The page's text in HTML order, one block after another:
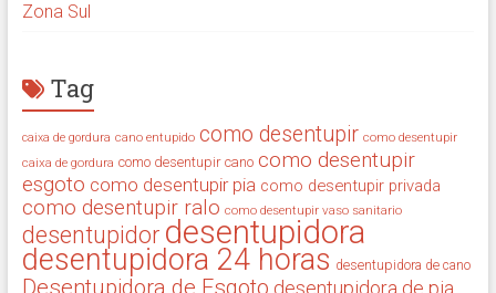
Zona Sul
Tag
caixa de gordura cano entupido como desentupir como desentupir
caixa de gordura como desentupir cano como desentupir
esgoto como desentupir pia como desentupir privada
como desentupir ralo como desentupir vaso sanitario
desentupidor desentupidora
desentupidora 24 horas desentupidora de cano
Desentupidora de Esgoto desentupidora de pia